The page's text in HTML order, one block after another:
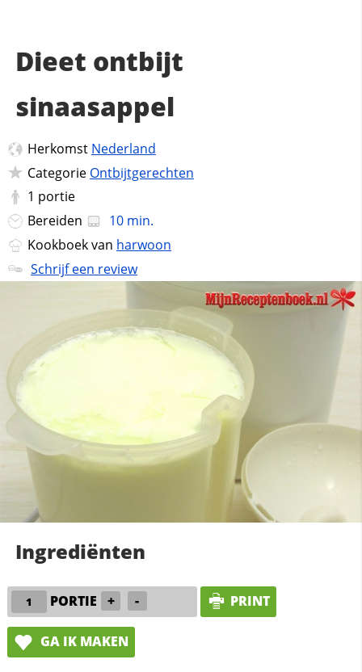
Dieet ontbijt
sinaasappel
Herkomst Nederland
Categorie Ontbijtgerechten
1 portie
Bereiden
10 min.
Kookboek van harwoon
Schrijf een review
Ingrediënten
PORTIE + - PRINT
GA IK MAKEN